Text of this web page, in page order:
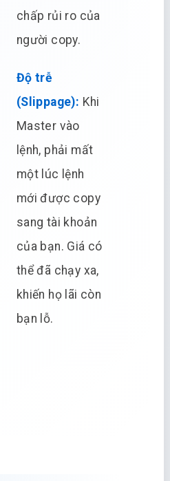
chấp rủi ro của
người copy.
Độ trễ
(Slippage): Khi
Master vào
lệnh, phải mất
một lúc lệnh
mới được copy
sang tài khoản
của bạn. Giá có
thể đã chạy xa,
khiến họ lãi còn
bạn lỗ.